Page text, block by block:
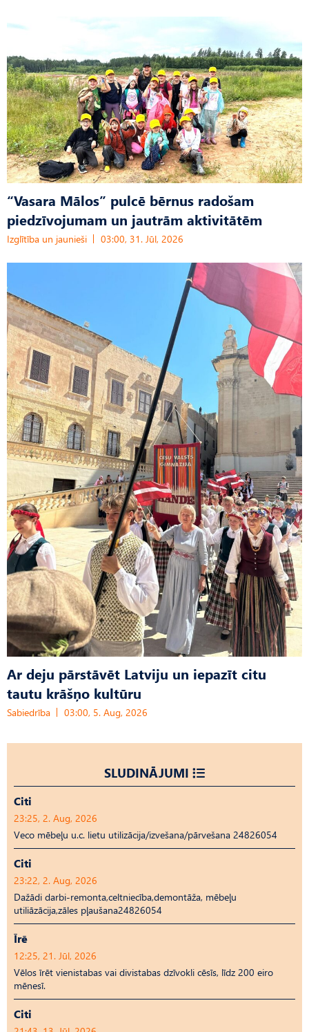
“Vasara Mālos” pulcē bērnus radošam
piedzīvojumam un jautrām aktivitātēm
Izglītība un jaunieši 03:00, 31. Jūl, 2026
Ar deju pārstāvēt Latviju un iepazīt citu
tautu krāšņo kultūru
Sabiedrība 03:00, 5. Aug, 2026
SLUDINĀJUMI
Citi
23:25, 2. Aug, 2026
Veco mēbeļu u.c. lietu utilizācija/izvešana/pārvešana 24826054
Citi
23:22, 2. Aug, 2026
Dažādi darbi-remonta,celtniecība,demontāža, mēbeļu
utiliāzācija,zāles pļaušana24826054
Īrē
12:25, 21. Jūl, 2026
Vēlos īrēt vienistabas vai divistabas dzīvokli cēsīs, līdz 200 eiro
mēnesī.
Citi